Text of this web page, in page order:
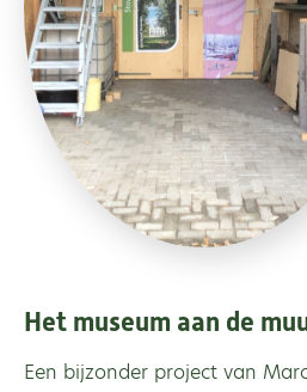
Het museum aan de
Een bijzonder project van